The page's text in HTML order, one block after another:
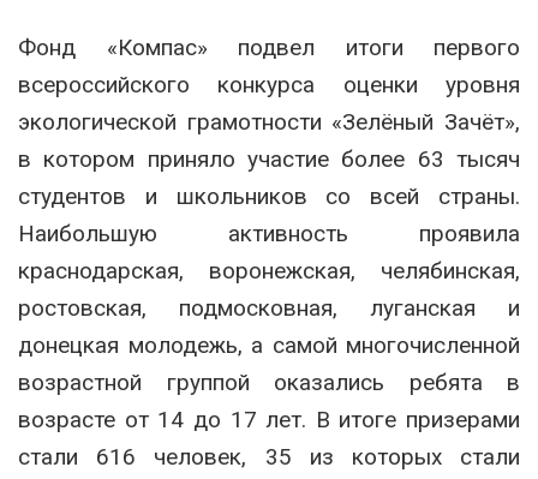
Фонд «Компас» подвел итоги первого
всероссийского конкурса оценки уровня
экологической грамотности «Зелёный Зачёт»,
в котором приняло участие более 63 тысяч
студентов и школьников со всей страны.
Наибольшую активность проявила
краснодарская, воронежская, челябинская,
ростовская, подмосковная, луганская и
донецкая молодежь, а самой многочисленной
возрастной группой оказались ребята в
возрасте от 14 до 17 лет. В итоге призерами
стали 616 человек, 35 из которых стали